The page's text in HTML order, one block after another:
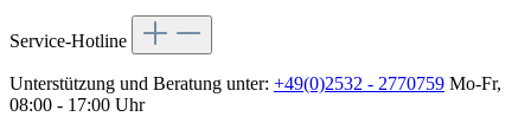
Service-Hotline
Unterstützung und Beratung unter: +49(0)2532 - 2770759 Mo-Fr,
08:00 - 17:00 Uhr